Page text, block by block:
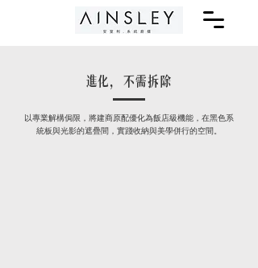
進化，不需拆除
以專業解構侷限，將建商原配優化為飯店級機能，在黑色系
統板與光影的遮疊間，實踐收納與美學併行的空間。